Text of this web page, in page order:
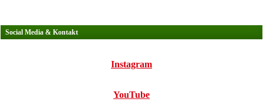
Social Media & Kontakt
Instagram
YouTube